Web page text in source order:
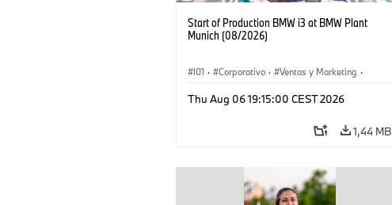
Start of Production BMW i3 at BMW Plant
Munich (08/2026)
I01 · Corporativo · Ventas y Marketing ·
Thu Aug 06 19:15:00 CEST 2026
1,44 MB